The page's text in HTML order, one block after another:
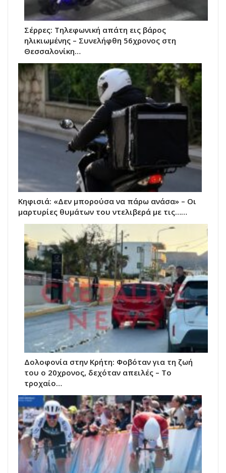
Σέρρες: Τηλεφωνική απάτη εις βάρος
ηλικιωμένης – Συνελήφθη 56χρονος στη
Θεσσαλονίκη…
Κηφισιά: «Δεν μπορούσα να πάρω ανάσα» – Οι
μαρτυρίες θυμάτων του ντελιβερά με τις……
Δολοφονία στην Κρήτη: Φοβόταν για τη ζωή
του ο 20χρονος, δεχόταν απειλές – Το
τροχαίο…